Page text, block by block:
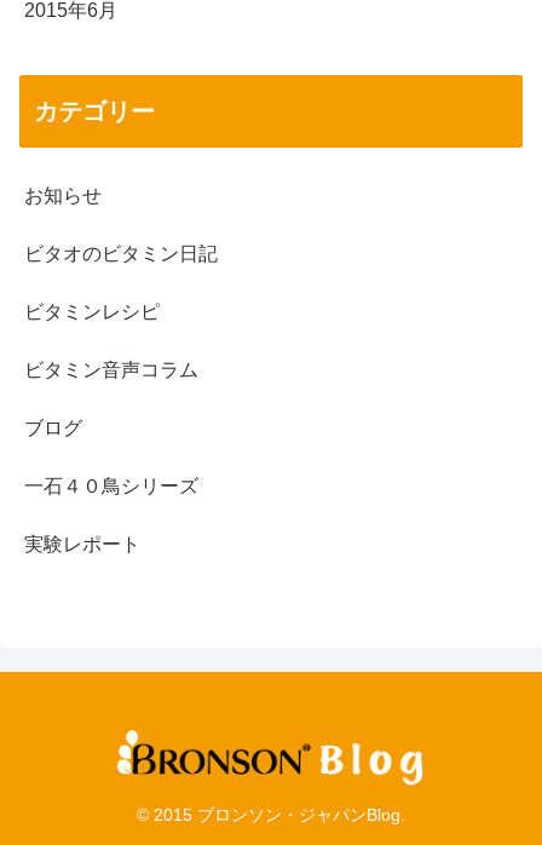
2015年6月
カテゴリー
お知らせ
ビタオのビタミン日記
ビタミンレシピ
ビタミン音声コラム
ブログ
一石４０鳥シリーズ
実験レポート
© 2015 ブロンソン・ジャパンBlog.